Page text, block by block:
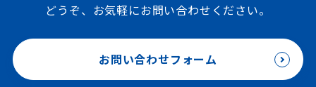
どうぞ、お気軽にお問い合わせください。
お問い合わせフォーム